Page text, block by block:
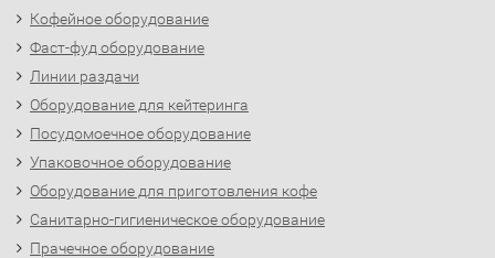
Кофейное оборудование
Фаст-фуд оборудование
Линии раздачи
Оборудование для кейтеринга
Посудомоечное оборудование
Упаковочное оборудование
Оборудование для приготовления кофе
Санитарно-гигиеническое оборудование
Прачечное оборудование